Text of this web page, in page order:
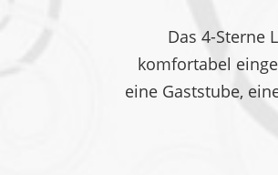
Das 4-Sterne
komfortabel
eine Gaststube,